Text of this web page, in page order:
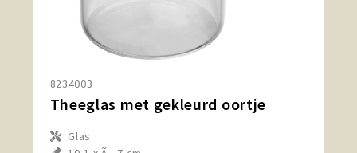
8234003
Theeglas met gekleurd oortje
Glas